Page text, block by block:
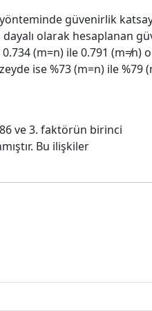
güvenirlik
olarak hesaplanan
(m=n) ile 0.791 (m≠n)
ise %73 (m=n) ile
ve 3. faktörün birinci
Bu ilişkiler